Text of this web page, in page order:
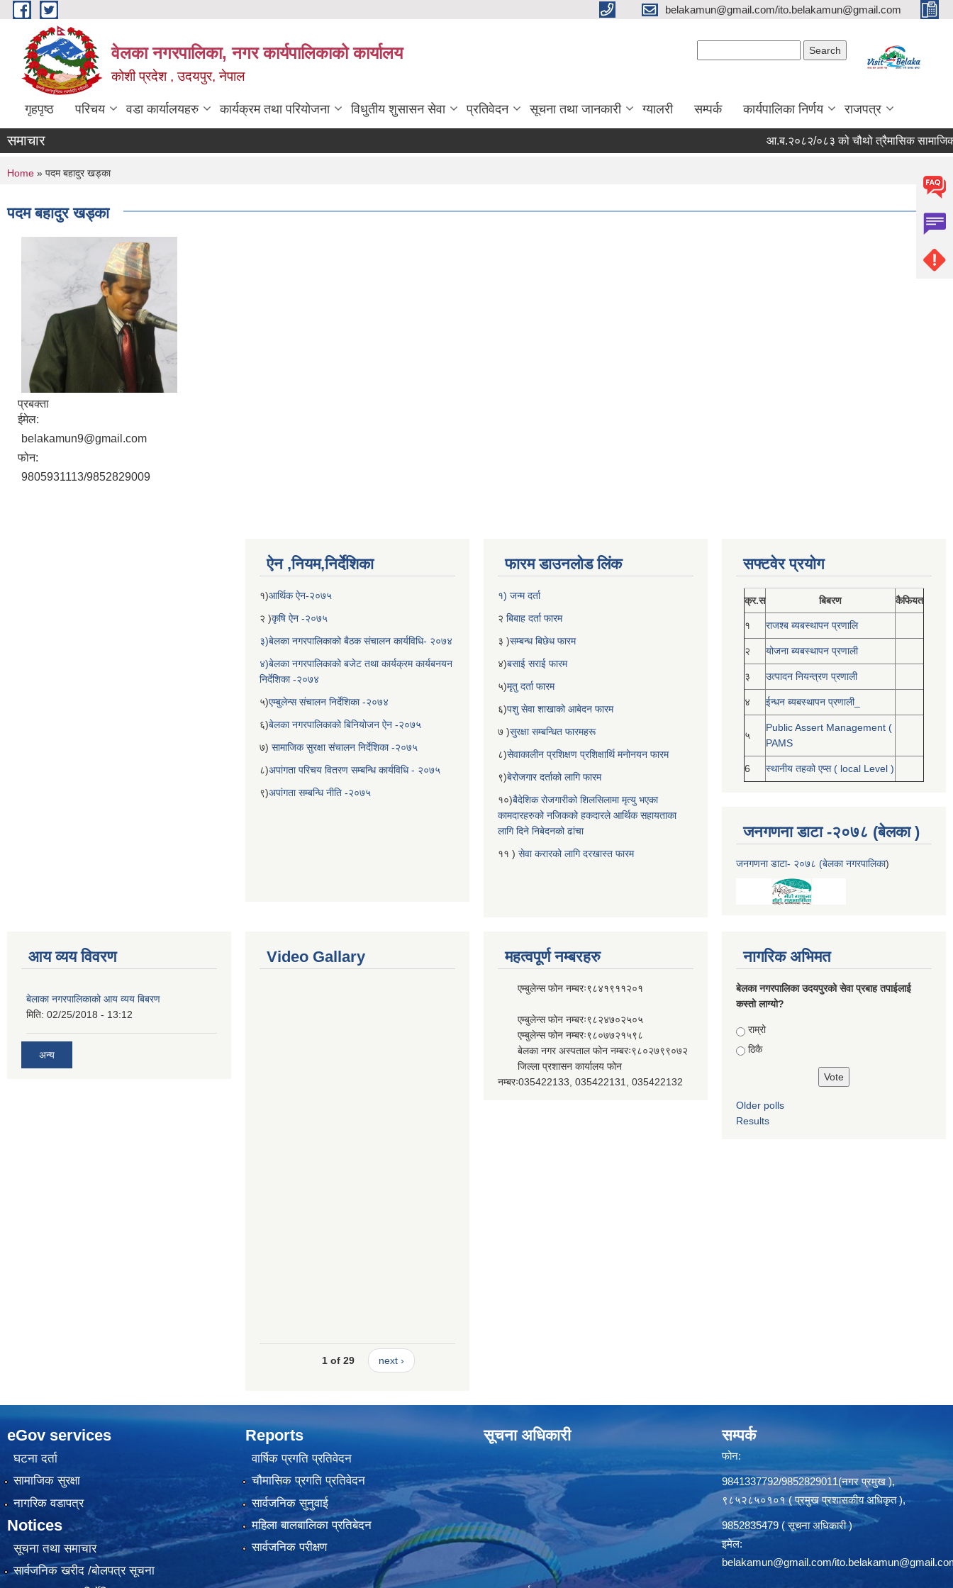
Skip to main content belakamun@gmail.com/ito.belakamun@gmail.com
वेलका नगरपालिका, नगर कार्यपालिकाको कार्यालय
कोशी प्रदेश , उदयपुर, नेपाल
गृहपृष्ठ परिचय वडा कार्यालयहरु कार्यक्रम तथा परियोजना विधुतीय शुसासन सेवा प्रतिवेदन सूचना तथा जानकारी ग्यालरी सम्पर्क कार्यपालिका निर्णय राजपत्र
समाचार आ.ब.२०८२/०८३ को चौथो त्रैमासिक सामाजिक
You are here
Home » पदम बहादुर खड्का
पदम बहादुर खड्का
प्रबक्ता
ईमेल:
belakamun9@gmail.com
फोन:
9805931113/9852829009
ऐन ,नियम,निर्देशिका
१)आर्थिक ऐन-२०७५
२ )कृषि ऐन -२०७५
३)बेलका नगरपालिकाको बैठक संचालन कार्यविधि- २०७४
४)बेलका नगरपालिकाको बजेट तथा कार्यक्रम कार्यबनयन
निर्देशिका -२०७४
५)एम्बुलेन्स संचालन निर्देशिका -२०७४
६)बेलका नगरपालिकाको बिनियोजन ऐन -२०७५
७) सामाजिक सुरक्षा संचालन निर्देशिका -२०७५
८)अपांगता परिचय वितरण सम्बन्धि कार्यविधि - २०७५
९)अपांगता सम्बन्धि नीति -२०७५
फारम डाउनलोड लिंक
१) जन्म दर्ता
२ बिबाह दर्ता फारम
३ )सम्बन्ध बिछेध फारम
४)बसाई सराई फारम
५)मृतु दर्ता फारम
६)पशु सेवा शाखाको आबेदन फारम
७ )सुरक्षा सम्बन्धित फारमहरू
८)सेवाकालीन प्रशिक्षण प्रशिक्षार्थि मनोनयन फारम
९)बेरोजगार दर्ताको लागि फारम
१०)बैदेशिक रोजगारीको शिलसिलामा मृत्यु भएका
कामदारहरुको नजिकको हकदारले आर्थिक सहायताका
लागि दिने निबेदनको ढांचा
११ ) सेवा करारको लागि दरखास्त फारम
सफ्टवेर प्रयोग
क्र.स बिबरण कैफियत
१ राजश्ब ब्यबस्थापन प्रणालि
२ योजना ब्यबस्थापन प्रणाली
३ उत्पादन नियन्त्रण प्रणाली
४ ईन्धन ब्यबस्थापन प्रणाली_
५
Public Assert Management (
PAMS
6 स्थानीय तहको एप्स ( local Level )
जनगणना डाटा -२०७८ (बेलका )
जनगणना डाटा- २०७८ (बेलका नगरपालिका)
आय व्यय विवरण
बेलाका नगरपालिकाको आय व्यय बिबरण
मिति: 02/25/2018 - 13:12
अन्य
Video Gallary
1 of 29 next ›
महत्वपूर्ण नम्बरहरु
एम्बुलेन्स फोन नम्बरः९८४१९११२०१
एम्बुलेन्स फोन नम्बरः९८२४७०२५०५
एम्बुलेन्स फोन नम्बरः९८०७७२१५९८
बेलका नगर अस्पताल फोन नम्बरः९८०२७९९०७२
जिल्ला प्रशासन कार्यालय फोन
नम्बरः035422133, 035422131, 035422132
नागरिक अभिमत
बेलका नगरपालिका उदयपुरको सेवा प्रबाह तपाईलाई
कस्तो लाग्यो?
Choices
राम्रो
ठिकै
Older polls
Results
eGov services
घटना दर्ता
सामाजिक सुरक्षा
नागरिक वडापत्र
Notices
सूचना तथा समाचार
सार्वजनिक खरीद /बोलपत्र सूचना
Reports
वार्षिक प्रगति प्रतिवेदन
चौमासिक प्रगति प्रतिवेदन
सार्वजनिक सुनुवाई
महिला बालबालिका प्रतिबेदन
सार्वजनिक परीक्षण
सूचना अधिकारी सम्पर्क
फोन:
9841337792/9852829011(नगर प्रमुख ),
९८५२८५०१०१ ( प्रमुख प्रशासकीय अधिकृत ),
9852835479 ( सूचना अधिकारी )
इमेल:
belakamun@gmail.com/